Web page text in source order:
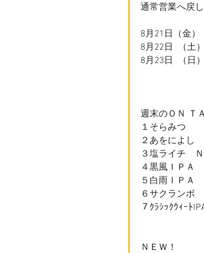
通常営業へ戻
8月21日（金）
8月22日  （土
8月23日  （日
週末のＯＮ Ｔ
１そらみつ
２あをによし
３塩ライチ　
４黒風ＩＰＡ
５白雨ＩＰＡ
６サクランボ
７ｸﾗｼｯｸｳｨｰﾄ
ＮＥＷ！